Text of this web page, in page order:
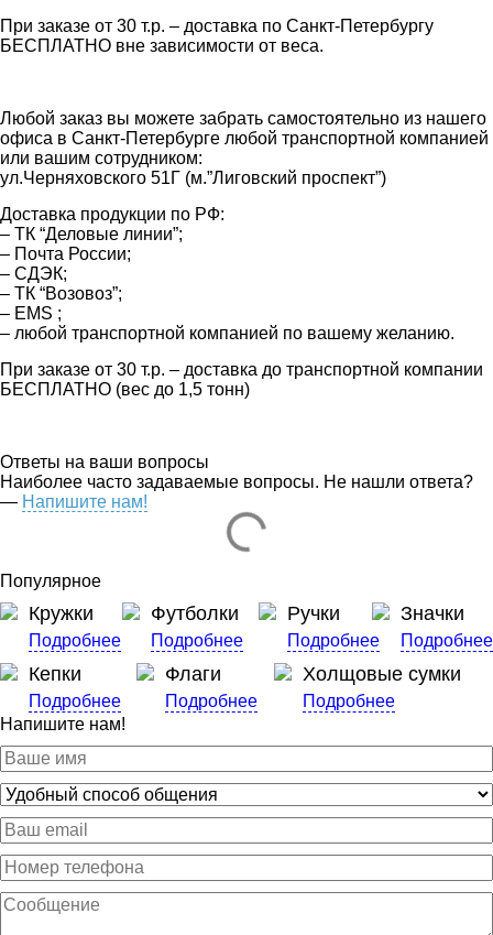
При заказе от 30 т.р. – доставка по Санкт-Петербургу
БЕСПЛАТНО вне зависимости от веса.
Любой заказ вы можете забрать самостоятельно из нашего
офиса в Санкт-Петербурге любой транспортной компанией
или вашим сотрудником:
ул.Черняховского 51Г (м.”Лиговский проспект”)
Доставка продукции по РФ:
– ТК “Деловые линии”;
– Почта России;
– СДЭК;
– ТК “Возовоз”;
– EMS ;
– любой транспортной компанией по вашему желанию.
При заказе от 30 т.р. – доставка до транспортной компании
БЕСПЛАТНО (вес до 1,5 тонн)
Ответы на ваши вопросы
Наиболее часто задаваемые вопросы. Не нашли ответа?
— Напишите нам!
Популярное
Кружки
Подробнее
Футболки
Подробнее
Ручки
Подробнее
Значки
Подробнее
Кепки
Подробнее
Флаги
Подробнее
Холщовые сумки
Подробнее
Напишите нам!